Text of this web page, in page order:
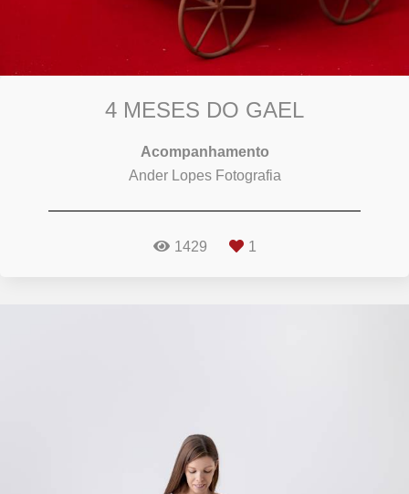
4 MESES DO GAEL
Acompanhamento
Ander Lopes Fotografia
1429 1